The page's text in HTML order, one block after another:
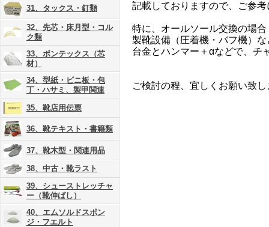
31、タックス・釘類
32、先芯・床月型・コル
ク類
33、ボンテックス（芯
材）
34、型紙・ビニ板・包
丁・ハサミ、製甲関連
35、靴店用伝票
36、靴テキスト・書籍類
37、靴木型・関連用品
38、中古・靴ラスト
39、シューストレッチャ
ー（靴伸ばし）
40、エムソルドスポン
ジ・フエルト
記載しておりますので、ご参
特に、オールソール交換の場合
製靴設備（圧着機・バフ機）
台金とハンマー＋αなどで、チ
ご検討の程、宜しくお願い致し